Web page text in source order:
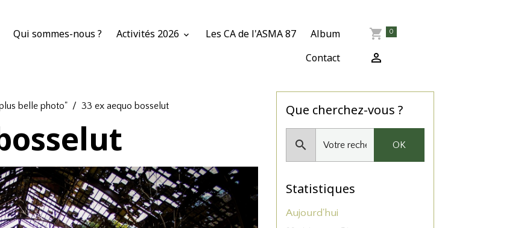
Qui sommes-nous ? Activités 2026 Les CA de l'ASMA 87
Album
Contact
0
belle photo" 33 ex aequo bosselut Que cherchez-vous ?
OK
Statistiques
Aujourd'hui